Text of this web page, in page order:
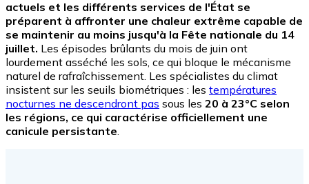
actuels et les différents services de l'État se
préparent à affronter une chaleur extrême capable de
se maintenir au moins jusqu'à la Fête nationale du 14
juillet. Les épisodes brûlants du mois de juin ont
lourdement asséché les sols, ce qui bloque le mécanisme
naturel de rafraîchissement. Les spécialistes du climat
insistent sur les seuils biométriques : les températures
nocturnes ne descendront pas sous les 20 à 23°C selon
les régions, ce qui caractérise officiellement une
canicule persistante.